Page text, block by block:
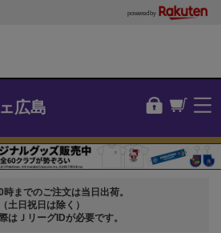
powered by
広島
までのご注文は当日出荷。
（土日祝日は除く）
はＪリーグIDが必要です。